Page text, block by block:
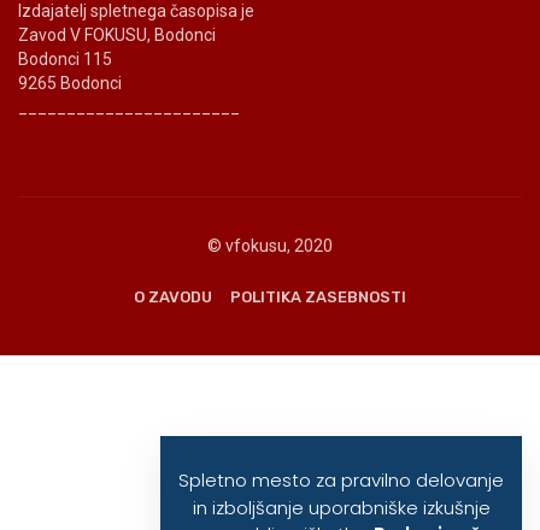
Izdajatelj spletnega časopisa je
Zavod V FOKUSU, Bodonci
Bodonci 115
9265 Bodonci
© vfokusu, 2020
O ZAVODU POLITIKA ZASEBNOSTI
Spletno mesto za pravilno delovanje
in izboljšanje uporabniške izkušnje